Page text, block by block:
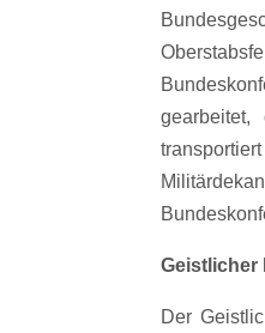
Geistlicher
Der